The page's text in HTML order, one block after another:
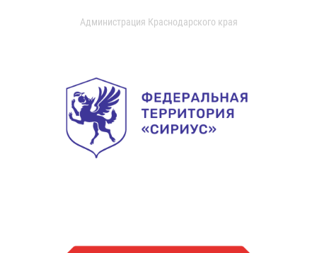
Администрация Краснодарского края